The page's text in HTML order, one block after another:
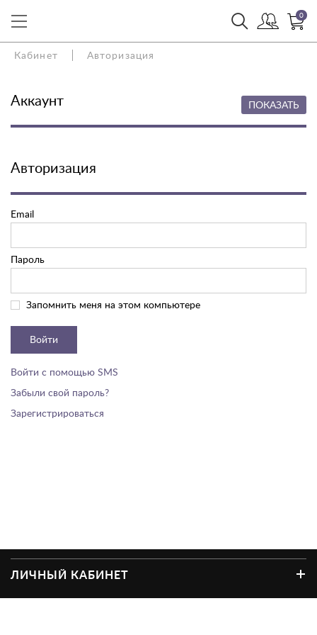
0
Кабинет Авторизация
Аккаунт ПОКАЗАТЬ
Авторизация
Email
Пароль
Запомнить меня на этом компьютере
Войти
Войти с помощью SMS
Забыли свой пароль?
Зарегистрироваться
ЛИЧНЫЙ КАБИНЕТ